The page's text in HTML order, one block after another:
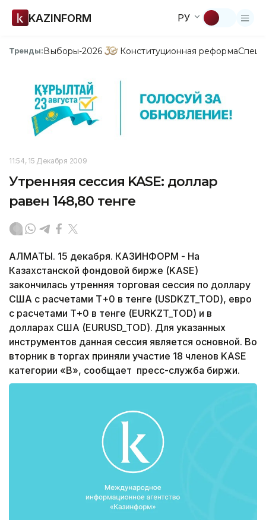
KAZINFORM РУ
Тренды:Выборы-2026 Конституционная реформа
11:54, 15 Декабря 2009
Утренняя сессия KASE: доллар
равен 148,80 тенге
АЛМАТЫ. 15 декабря. КАЗИНФОРМ - На
Казахстанской фондовой бирже (KASE)
закончилась утренняя торговая сессия по доллару
США с расчетами Т+0 в тенге (USDKZT_TOD), евро
с расчетами T+0 в тенге (EURKZT_TOD) и в
долларах США (EURUSD_TOD). Для указанных
инструментов данная сессия является основной. Во
вторник в торгах приняли участие 18 членов KASE
категории «В», сообщает пресс-служба биржи.